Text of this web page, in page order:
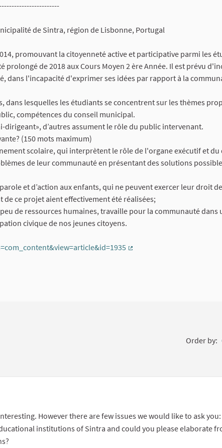
de Sintra, région de Lisbonne, Portugal
promouvant la citoyenneté active et participative parmi les
prolongé de 2018 aux Cours Moyen 2 ère Année. Il est prévu
dans l'incapacité d'exprimer ses idées par rapport à la
lesquelles les étudiants se concentrent sur les thèmes
compétences du conseil municipal.
d’autres assument le rôle du public intervenant.
(150 mots maximum)
scolaire, qui interprètent le rôle de l'organe exécutif et du
de leur communauté en présentant des solutions
et d’action aux enfants, qui ne peuvent exercer leur droit
ce projet aient effectivement été réalisées;
de ressources humaines, travaille pour la communauté dans
civique de nos jeunes citoyens.
Order by:
However there are few issues we would like to ask you:
institutions of Sintra and could you please elaborate